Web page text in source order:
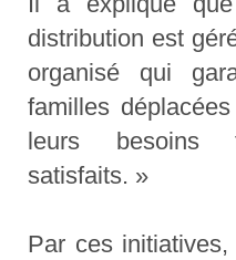
distribution est
organisé qui
familles
leurs besoins
satisfaits. »
Par ces